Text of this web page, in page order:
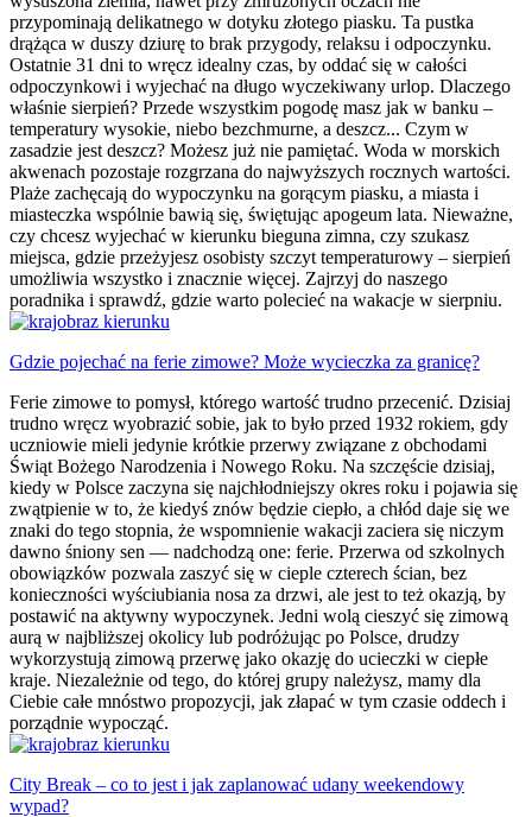
przypominają delikatnego w dotyku złotego piasku. Ta pustka
drążąca w duszy dziurę to brak przygody, relaksu i odpoczynku.
Ostatnie 31 dni to wręcz idealny czas, by oddać się w całości
odpoczynkowi i wyjechać na długo wyczekiwany urlop. Dlaczego
właśnie sierpień? Przede wszystkim pogodę masz jak w banku –
temperatury wysokie, niebo bezchmurne, a deszcz... Czym w
zasadzie jest deszcz? Możesz już nie pamiętać. Woda w morskich
akwenach pozostaje rozgrzana do najwyższych rocznych wartości.
Plaże zachęcają do wypoczynku na gorącym piasku, a miasta i
miasteczka wspólnie bawią się, świętując apogeum lata. Nieważne,
czy chcesz wyjechać w kierunku bieguna zimna, czy szukasz
miejsca, gdzie przeżyjesz osobisty szczyt temperaturowy – sierpień
umożliwia wszystko i znacznie więcej. Zajrzyj do naszego
poradnika i sprawdź, gdzie warto polecieć na wakacje w sierpniu.
Gdzie pojechać na ferie zimowe? Może wycieczka za granicę?
Ferie zimowe to pomysł, którego wartość trudno przecenić. Dzisiaj
trudno wręcz wyobrazić sobie, jak to było przed 1932 rokiem, gdy
uczniowie mieli jedynie krótkie przerwy związane z obchodami
Świąt Bożego Narodzenia i Nowego Roku. Na szczęście dzisiaj,
kiedy w Polsce zaczyna się najchłodniejszy okres roku i pojawia się
zwątpienie w to, że kiedyś znów będzie ciepło, a chłód daje się we
znaki do tego stopnia, że wspomnienie wakacji zaciera się niczym
dawno śniony sen — nadchodzą one: ferie. Przerwa od szkolnych
obowiązków pozwala zaszyć się w cieple czterech ścian, bez
konieczności wyściubiania nosa za drzwi, ale jest to też okazją, by
postawić na aktywny wypoczynek. Jedni wolą cieszyć się zimową
aurą w najbliższej okolicy lub podróżując po Polsce, drudzy
wykorzystują zimową przerwę jako okazję do ucieczki w ciepłe
kraje. Niezależnie od tego, do której grupy należysz, mamy dla
Ciebie całe mnóstwo propozycji, jak złapać w tym czasie oddech i
porządnie wypocząć.
City Break – co to jest i jak zaplanować udany weekendowy
wypad?